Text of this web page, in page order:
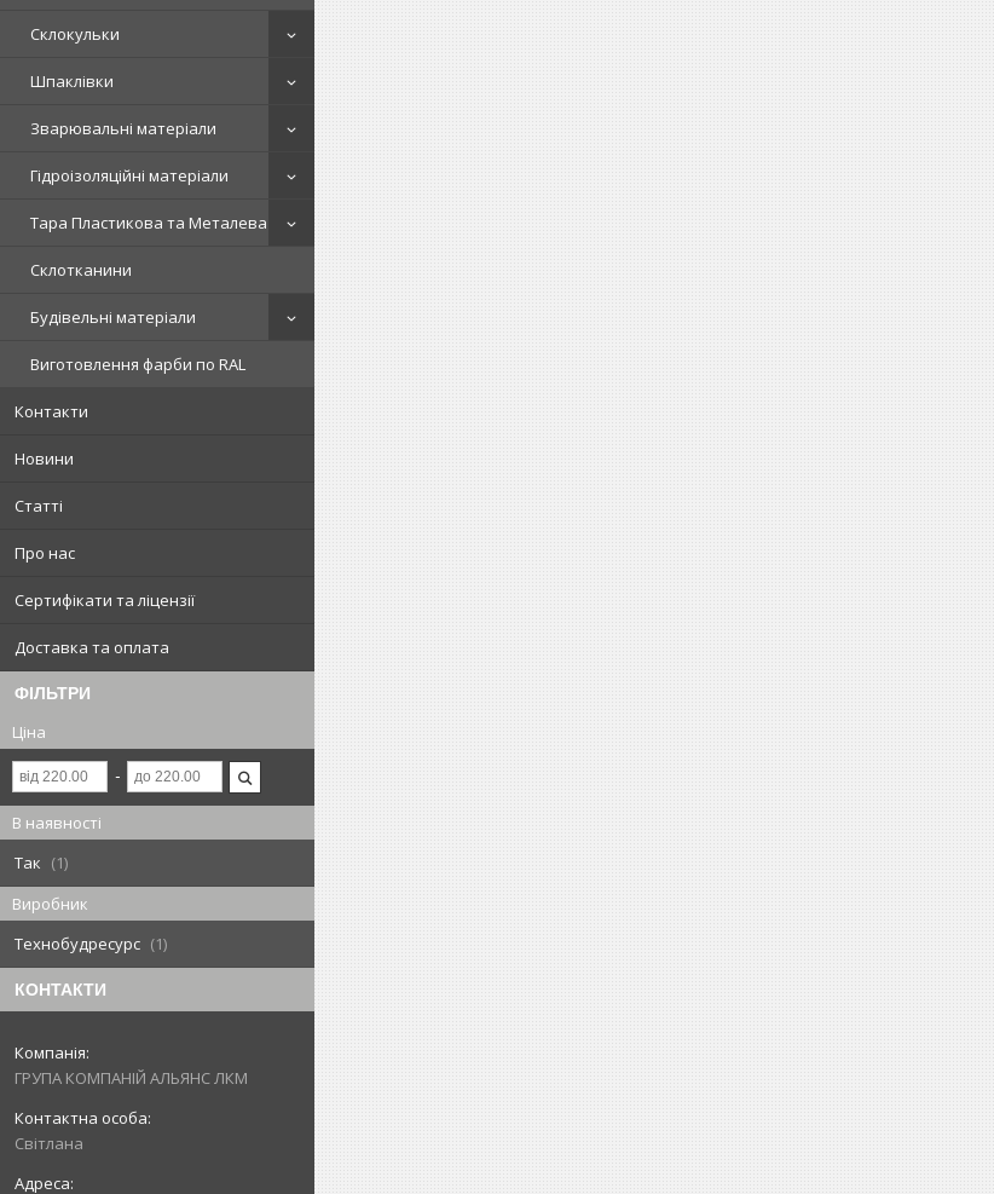
Склокульки
Шпаклівки
Зварювальні матеріали
Гідроізоляційні матеріали
Тара Пластикова та Металева
Склотканини
Будівельні матеріали
Виготовлення фарби по RAL
Контакти
Новини
Статті
Про нас
Сертифікати та ліцензії
Доставка та оплата
ФІЛЬТРИ
Ціна
В наявності
Так
1
Виробник
Технобудресурс
1
КОНТАКТИ
ГРУПА КОМПАНІЙ АЛЬЯНС ЛКМ
Світлана